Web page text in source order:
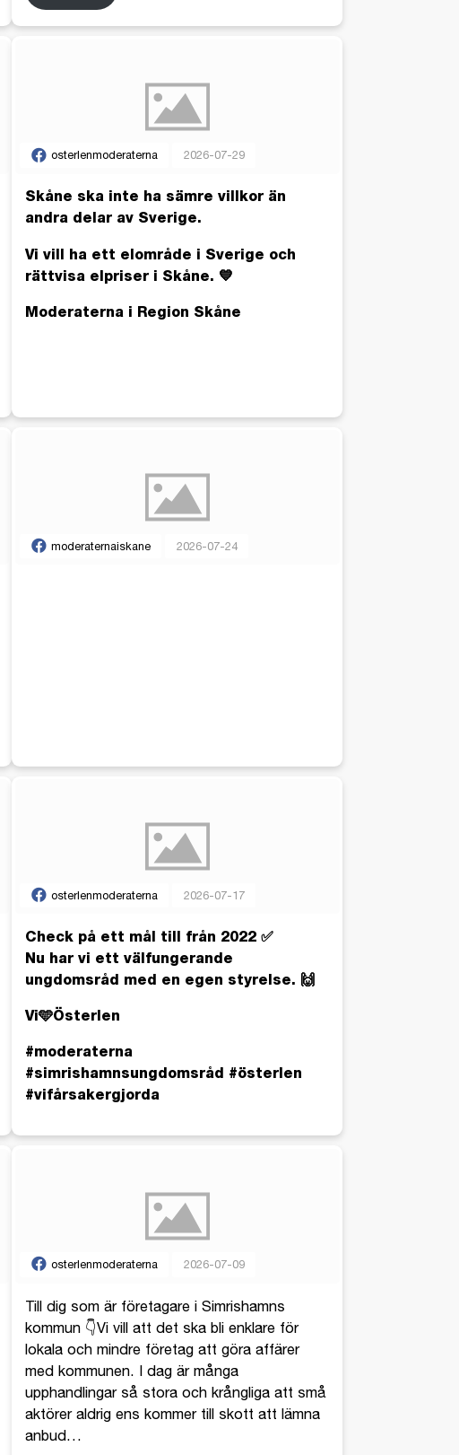
osterlenmoderaterna 2026-07-29
Skåne ska inte ha sämre villkor än
andra delar av Sverige.
Vi vill ha ett elområde i Sverige och
rättvisa elpriser i Skåne. 💙
Moderaterna i Region Skåne
moderaternaiskane 2026-07-24
osterlenmoderaterna 2026-07-17
Check på ett mål till från 2022 ✅
Nu har vi ett välfungerande
ungdomsråd med en egen styrelse. 🙌
Vi🩵Österlen
#moderaterna
#simrishamnsungdomsråd #österlen
#vifårsakergjorda
osterlenmoderaterna 2026-07-09
Till dig som är företagare i Simrishamns
kommun 👇Vi vill att det ska bli enklare för
lokala och mindre företag att göra affärer
med kommunen. I dag är många
upphandlingar så stora och krångliga att små
aktörer aldrig ens kommer till skott att lämna
anbud…